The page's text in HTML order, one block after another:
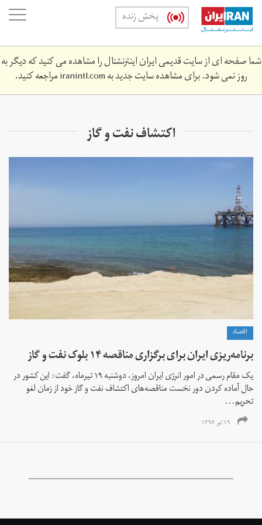
Skip
main
content
پخش زنده
شما صفحه ای از سایت قدیمی ایران اینترنشنال را مشاهده می کنید که دیگر به
روز نمی شود. برای مشاهده سایت جدید بهiranintl.comمراجعه کنید.
اکتشاف نفت و گاز
اقتصاد
برنامه‌ریزی ایران برای برگزاری مناقصه ۱۴ بلوک نفت و گاز
یک مقام رسمی در امور انرژی ایران امروز، دوشنبه ۱۹ تیرماه، گفت: این کشور در
حال آماده کردن دور نخست مناقصه‌های اکتشاف نفت و گاز خود از زمان لغو
تحریم...
۱۹ تیر ۱۳۹۶